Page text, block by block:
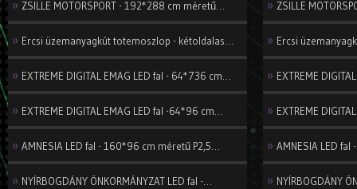
» ZSILLE MOTORSPORT - 192*288 cm méretű…
» Ercsi üzemanyagkút totemoszlop - kétoldalas…
» EXTREME DIGITAL EMAG LED fal - 64*736 cm…
» EXTREME DIGITAL EMAG LED fal -64*96 cm…
» AMNESIA LED fal - 160*96 cm méretű P2,5…
» NYÍRBOGDÁNY ÖNKORMÁNYZAT LED fal -…
» ZSILLE
» Ercsi
» EXTREME
» EXTREME
» AMNESIA LED
» NYÍRBOGDÁNY